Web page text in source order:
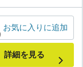
お気に入りに追加
詳細を見る